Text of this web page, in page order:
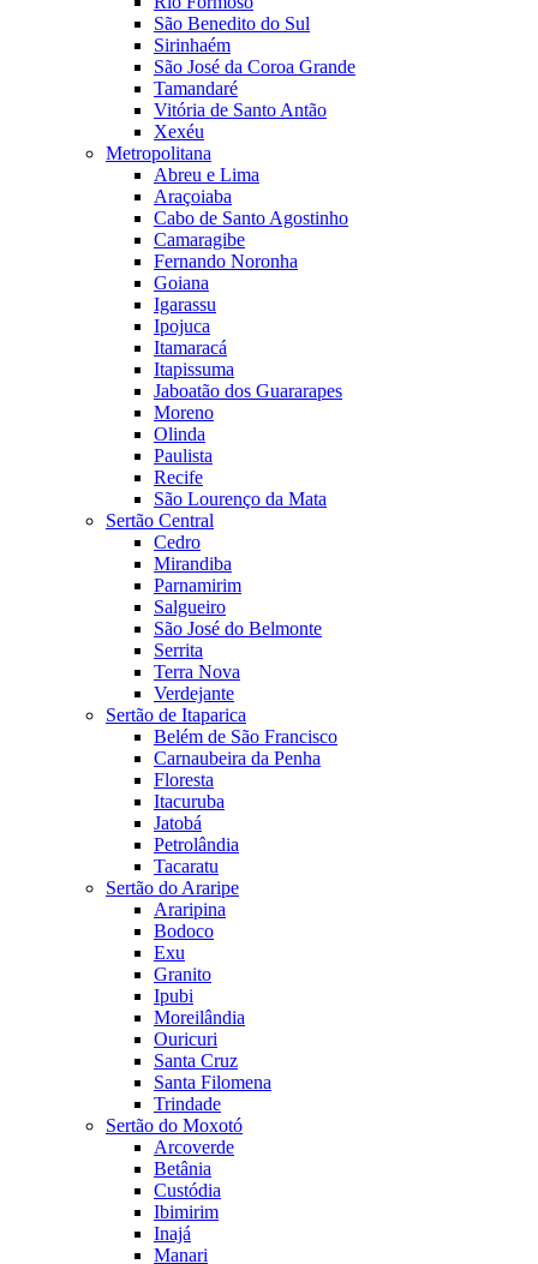
São Benedito do Sul
Sirinhaém
São José da Coroa Grande
Tamandaré
Vitória de Santo Antão
Xexéu
Metropolitana
Abreu e Lima
Araçoiaba
Cabo de Santo Agostinho
Camaragibe
Fernando Noronha
Goiana
Igarassu
Ipojuca
Itamaracá
Itapissuma
Jaboatão dos Guararapes
Moreno
Olinda
Paulista
Recife
São Lourenço da Mata
Sertão Central
Cedro
Mirandiba
Parnamirim
Salgueiro
São José do Belmonte
Serrita
Terra Nova
Verdejante
Sertão de Itaparica
Belém de São Francisco
Carnaubeira da Penha
Floresta
Itacuruba
Jatobá
Petrolândia
Tacaratu
Sertão do Araripe
Araripina
Bodoco
Exu
Granito
Ipubi
Moreilândia
Ouricuri
Santa Cruz
Santa Filomena
Trindade
Sertão do Moxotó
Arcoverde
Betânia
Custódia
Ibimirim
Inajá
Manari